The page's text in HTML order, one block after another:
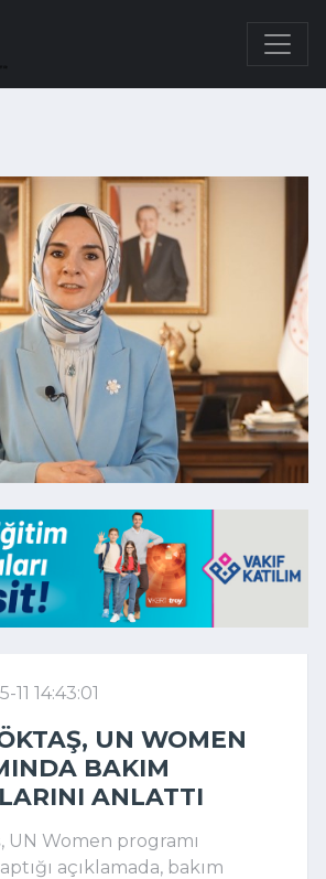
14:43:01
UN WOMEN
BAKIM
ANLATTI
UN Women programı
açıklamada, bakım